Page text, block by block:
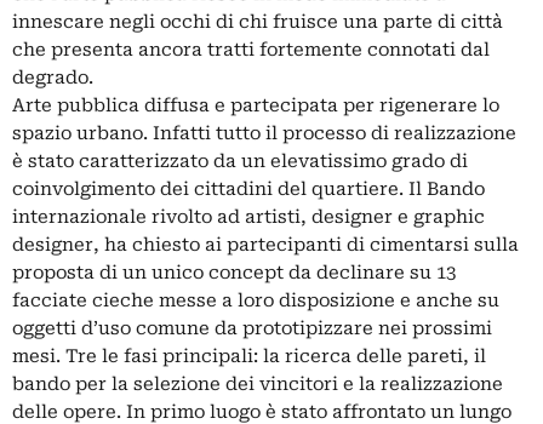
innescare negli occhi di chi fruisce una parte di città
che presenta ancora tratti fortemente connotati dal
degrado.
Arte pubblica diffusa e partecipata per rigenerare lo
spazio urbano. Infatti tutto il processo di realizzazione
è stato caratterizzato da un elevatissimo grado di
coinvolgimento dei cittadini del quartiere. Il Bando
internazionale rivolto ad artisti, designer e graphic
designer, ha chiesto ai partecipanti di cimentarsi sulla
proposta di un unico concept da declinare su 13
facciate cieche messe a loro disposizione e anche su
oggetti d’uso comune da prototipizzare nei prossimi
mesi. Tre le fasi principali: la ricerca delle pareti, il
bando per la selezione dei vincitori e la realizzazione
delle opere. In primo luogo è stato affrontato un lungo